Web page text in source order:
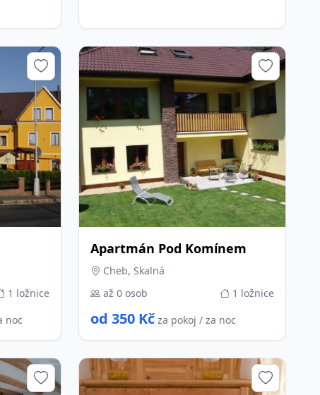
1 ložnice
noc
Apartmán Pod Komínem
Cheb, Skalná
až 0 osob
1 ložnice
od 350 Kč za pokoj / za noc